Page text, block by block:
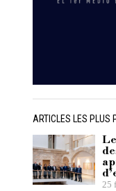
ARTICLES LES PLUS
25